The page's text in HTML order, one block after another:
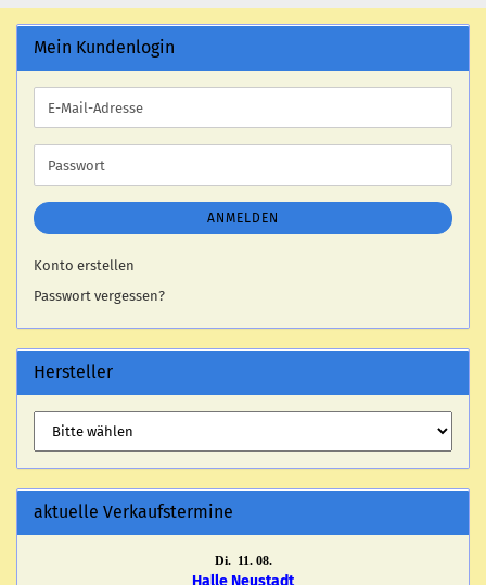
Mein Kundenlogin
E-
Mail-
Adresse
Passwort
ANMELDEN
Konto erstellen
Passwort vergessen?
Hersteller
aktuelle Verkaufstermine
Di. 11. 08.
Halle Neustadt